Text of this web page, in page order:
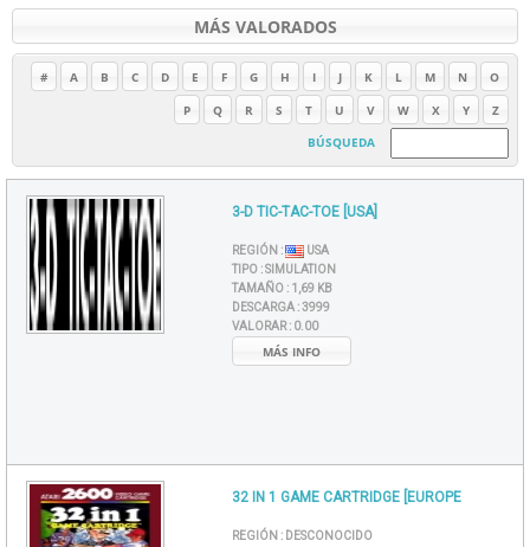
MÁS VALORADOS
# A B C D E F G H I J K L M N
O
P
Q R S T U V W X Y
Z
BÚSQUEDA
3-D TIC-TAC-TOE [USA]
REGIÓN :
USA
TIPO :SIMULATION
TAMAÑO : 1,69 KB
DESCARGA :3999
VALORAR : 0.00
MÁS INFO
32 IN 1 GAME CARTRIDGE [EUROPE
REGIÓN : DESCONOCIDO